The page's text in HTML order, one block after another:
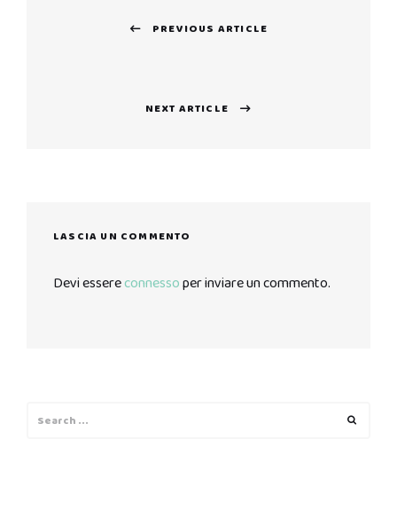
PREVIOUS ARTICLE
NEXT ARTICLE
LASCIA UN COMMENTO
Devi essereconnessoper inviare un commento.
for: